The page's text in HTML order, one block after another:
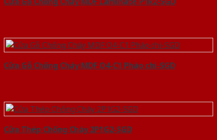
Cửa Gỗ Chống Cháy MDF O4-C1 Phào chi-SGD
Cửa Thép Chống Cháy 2P1G2-SGD